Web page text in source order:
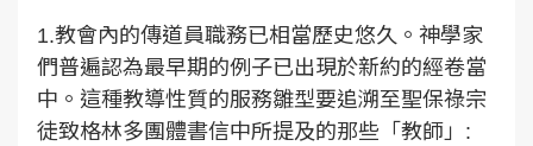
1.教會內的傳道員職務已相當歷史悠久。神學家
們普遍認為最早期的例子已出現於新約的經卷當
中。這種教導性質的服務雛型要追溯至聖保祿宗
徒致格林多團體書信中所提及的那些「教師」: